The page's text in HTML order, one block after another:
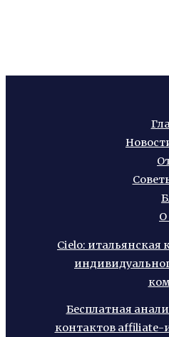
О
Cielo: итальянская
Бесплатная
контактов